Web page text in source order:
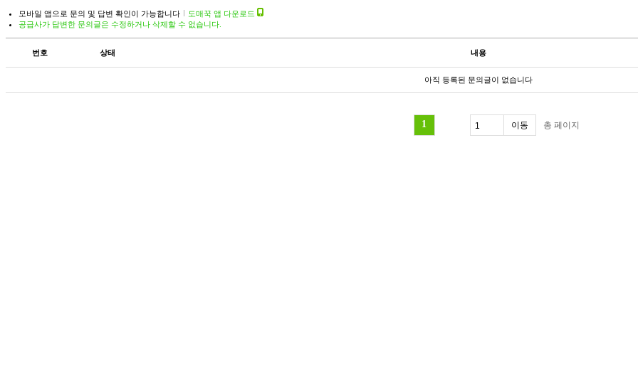
모바일 앱으로 문의 및 답변 확인이 가능합니다
도매꾹 앱 다운로드
공급사가 답변한 문의글은 수정하거나 삭제할 수 없습니다.
번호 상태 내용
아직 등록된 문의글이 없습니다
1 총 페이지